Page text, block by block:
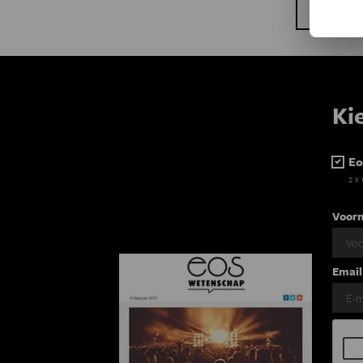
2 x
Email